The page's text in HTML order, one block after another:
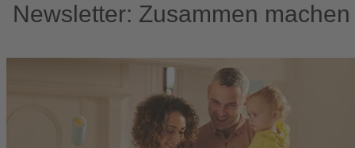
Newsletter: Zusammen